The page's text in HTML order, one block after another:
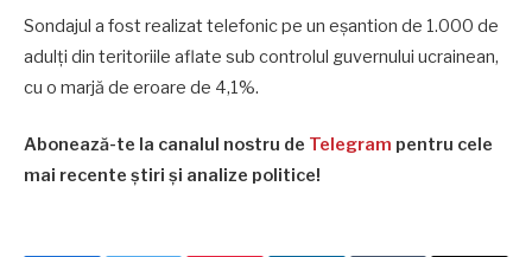
Sondajul a fost realizat telefonic pe un eșantion de 1.000 de
adulți din teritoriile aflate sub controlul guvernului ucrainean,
cu o marjă de eroare de 4,1%.
Abonează-te la canalul nostru de Telegram pentru cele
mai recente știri și analize politice!